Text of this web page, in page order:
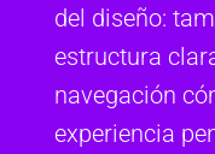
del diseño:
estructura
navegación
experiencia